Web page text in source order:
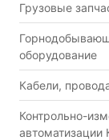
Грузовые
оборудование
Кабели,
Контрольно-